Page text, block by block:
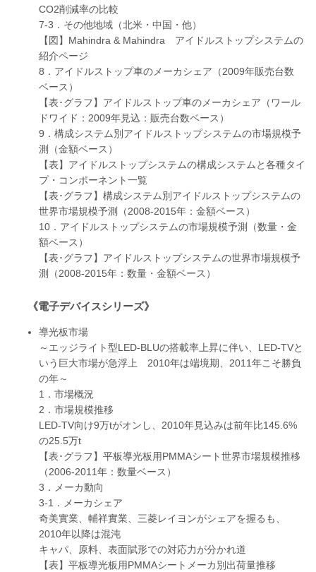
CO2削減率の比較
7-3．その他地域（北米・中国・他）
【図】Mahindra & Mahindra アイドルストップシステムの
紹介ページ
8．アイドルストップ車のメーカシェア（2009年販売台数
ベース）
【表･グラフ】アイドルストップ車のメーカシェア（ワール
ドワイド：2009年見込：販売台数ベース）
9．構成システム別アイドルストップシステムの市場規模予
測（金額ベース）
【表】アイドルストップシステムの構成システムと各種タイ
プ・コンポーネント一覧
【表･グラフ】構成システム別アイドルストップシステムの
世界市場規模予測（2008-2015年：金額ベース）
10．アイドルストップシステムの市場規模予測（数量・金
額ベース）
【表･グラフ】アイドルストップシステムの世界市場規模予
測（2008-2015年：数量・金額ベース）
《電子デバイスシリーズ》
導光板市場
～エッジライト型LED-BLUの搭載率上昇に伴い、LED-TVと
いう巨大市場が急浮上 2010年は端境期、2011年こそ勝負
の年～
1．市場概況
2．市場規模推移
LED-TV向け9万tがオンし、2010年見込みは前年比145.6%
の25.5万t
【表･グラフ】平板導光板用PMMAシート世界市場規模推移
（2006-2011年：数量ベース）
3．メーカ動向
3-1．メーカシェア
奇美實業、輔祥實業、三菱レイヨンがシェアを握るも、
2010年以降は混沌
キャパ、原料、表面賦形での対応力が分かれ道
【表】平板導光板用PMMAシートメーカ別出荷量推移